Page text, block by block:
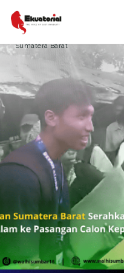
ARTIKEL
Sumatera Barat